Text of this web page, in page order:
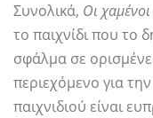
Συνολικά, Οι
το παιχνίδι που το
σφάλμα σε
περιεχόμενο για
παιχνιδιού είναι